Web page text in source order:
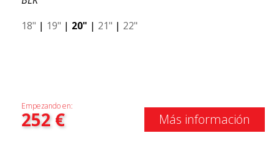
18" | 19" | 20" | 21" | 22"
Empezando en:
252€ Más información